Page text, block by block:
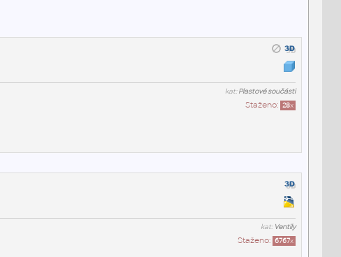
kat:Plastové součásti
Staženo: 28x
kat: Ventily
Staženo: 6767x